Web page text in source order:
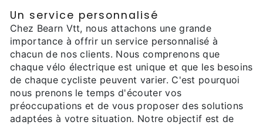
Un service personnalisé
Chez Bearn Vtt, nous attachons une grande
importance à offrir un service personnalisé à
chacun de nos clients. Nous comprenons que
chaque vélo électrique est unique et que les besoins
de chaque cycliste peuvent varier. C'est pourquoi
nous prenons le temps d'écouter vos
préoccupations et de vous proposer des solutions
adaptées à votre situation. Notre objectif est de